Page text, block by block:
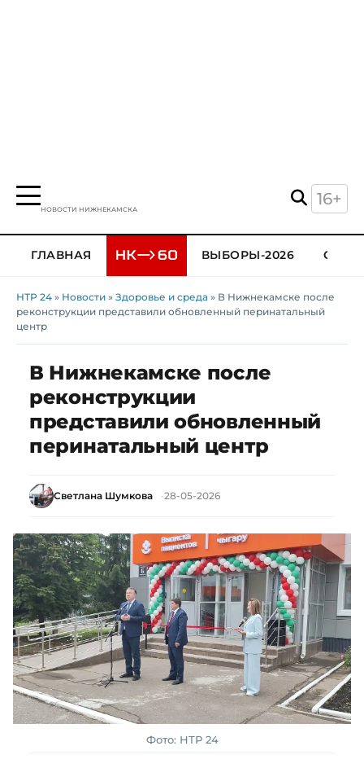
НОВОСТИ НИЖНЕКАМСКА
16+
ГЛАВНАЯ ВЫБОРЫ-2026
НТР 24 » Новости » Здоровье и среда » В Нижнекамске после
реконструкции представили обновленный перинатальный
центр
В Нижнекамске после
реконструкции
представили обновленный
перинатальный центр
Светлана Шумкова 28-05-2026
Фото: НТР 24